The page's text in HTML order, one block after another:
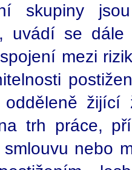
skupiny
uvádí se dále
mezi
žijící
trh práce,
nebo